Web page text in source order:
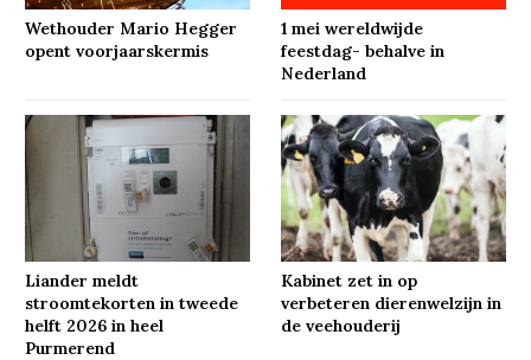
Wethouder Mario Hegger
opent voorjaarskermis
1 mei wereldwijde
feestdag- behalve in
Nederland
Liander meldt
stroomtekorten in tweede
helft 2026 in heel
Purmerend
Kabinet zet in op
verbeteren dierenwelzijn in
de veehouderij